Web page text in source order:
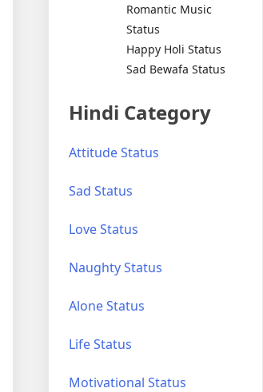
Romantic Music
Status
Happy Holi Status
Sad Bewafa Status
Hindi Category
Attitude Status
Sad Status
Love Status
Naughty Status
Alone Status
Life Status
Motivational Status